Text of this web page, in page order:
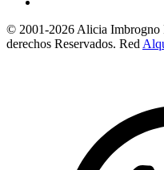
© 2001-2026 Alicia Imbrogno
derechos Reservados. Red